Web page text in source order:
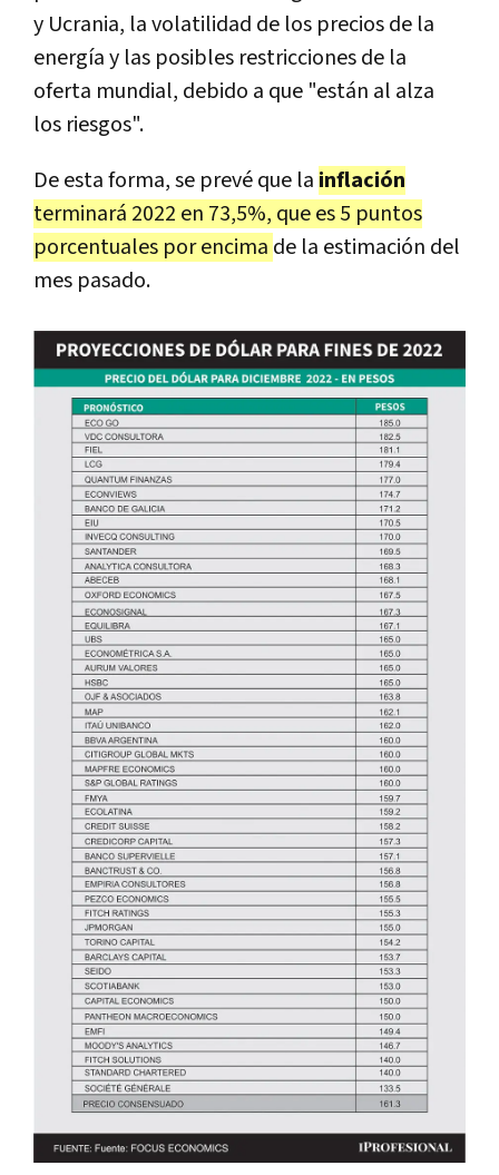
y Ucrania, la volatilidad de los precios de la
energía y las posibles restricciones de la
oferta mundial, debido a que "están al alza
los riesgos".
De esta forma, se prevé que la inflación
terminará 2022 en 73,5%, que es 5 puntos
porcentuales por encima de la estimación del
mes pasado.